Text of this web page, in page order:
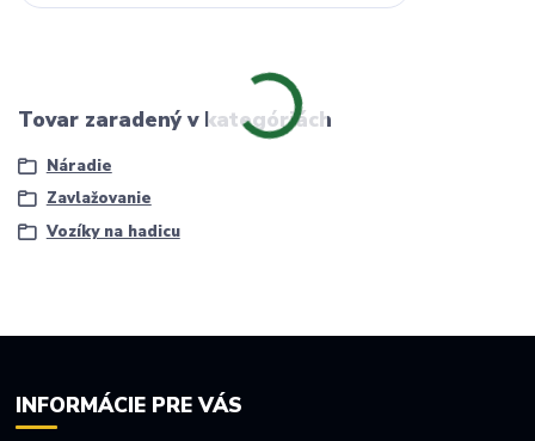
Tovar zaradený v kategóriách
Náradie
Zavlažovanie
Vozíky na hadicu
INFORMÁCIE PRE VÁS